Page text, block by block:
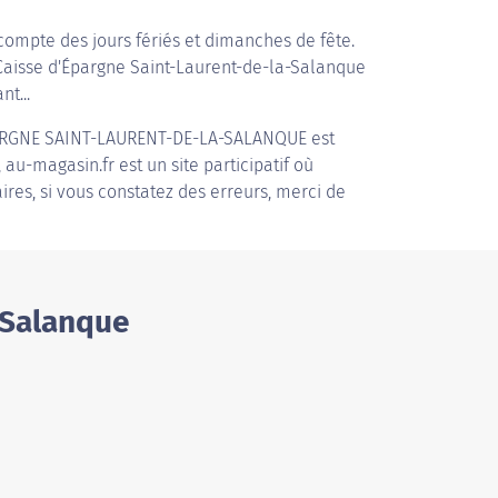
des jours fériés et dimanches de fête.
d'Épargne Saint-Laurent-de-la-Salanque
SAINT-LAURENT-DE-LA-SALANQUE est
magasin.fr est un site participatif où
si vous constatez des erreurs, merci de